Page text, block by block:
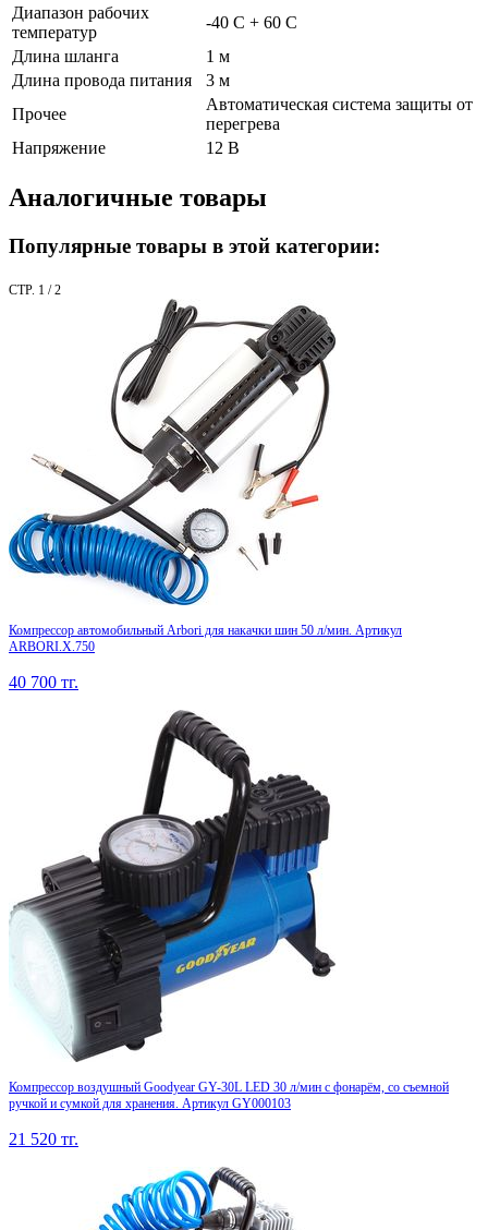
Диапазон рабочих
температур
-40 C + 60 C
Длина шланга
1 м
Длина провода питания
3 м
Прочее
Автоматическая система защиты от
перегрева
Напряжение
12 В
Аналогичные товары
Популярные товары в этой категории:
СТР. 1 / 2
Компрессор автомобильный Arbori для накачки шин 50 л/мин. Артикул
ARBORI.X.750
40 700 тг.
Компрессор воздушный Goodyear GY-30L LED 30 л/мин с фонарём, со съемной
ручкой и сумкой для хранения. Артикул GY000103
21 520 тг.